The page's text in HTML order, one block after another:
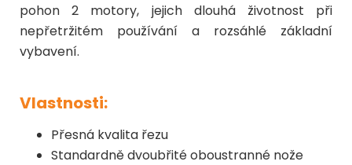
pohon 2 motory, jejich dlouhá životnost při
nepřetržitém používání a rozsáhlé základní
vybavení.
Vlastnosti:
Přesná kvalita řezu
Standardně dvoubřité oboustranné nože